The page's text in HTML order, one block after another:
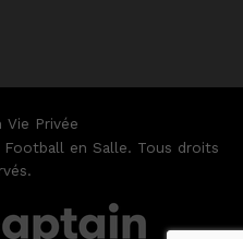
Vie Privée
en Salle. Tous droits